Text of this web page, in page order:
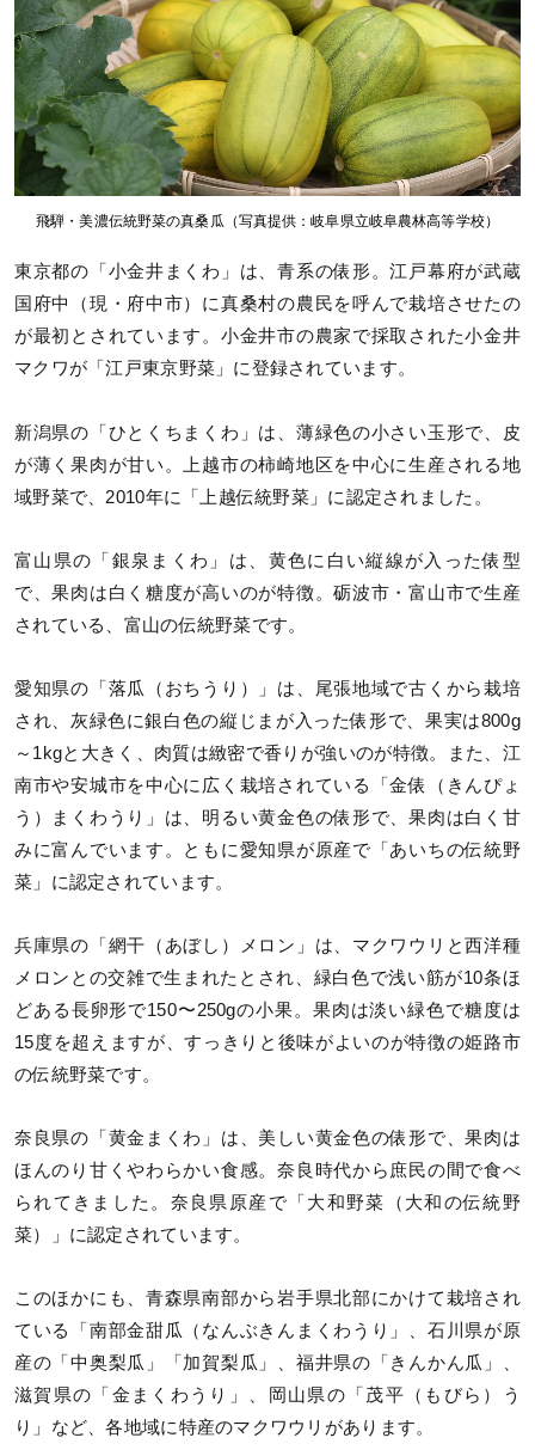
飛騨・美濃伝統野菜の真桑瓜（写真提供：岐阜県立岐阜農林高等学校）
東京都の「小金井まくわ」は、青系の俵形。江戸幕府が武蔵
国府中（現・府中市）に真桑村の農民を呼んで栽培させたの
が最初とされています。小金井市の農家で採取された小金井
マクワが「江戸東京野菜」に登録されています。
新潟県の「ひとくちまくわ」は、薄緑色の小さい玉形で、皮
が薄く果肉が甘い。上越市の柿崎地区を中心に生産される地
域野菜で、2010年に「上越伝統野菜」に認定されました。
富山県の「銀泉まくわ」は、黄色に白い縦線が入った俵型
で、果肉は白く糖度が高いのが特徴。砺波市・富山市で生産
されている、富山の伝統野菜です。
愛知県の「落瓜（おちうり）」は、尾張地域で古くから栽培
され、灰緑色に銀白色の縦じまが入った俵形で、果実は800g
～1kgと大きく、肉質は緻密で香りが強いのが特徴。また、江
南市や安城市を中心に広く栽培されている「金俵（きんぴょ
う）まくわうり」は、明るい黄金色の俵形で、果肉は白く甘
みに富んでいます。ともに愛知県が原産で「あいちの伝統野
菜」に認定されています。
兵庫県の「網干（あぼし）メロン」は、マクワウリと西洋種
メロンとの交雑で生まれたとされ、緑白色で浅い筋が10条ほ
どある長卵形で150〜250gの小果。果肉は淡い緑色で糖度は
15度を超えますが、すっきりと後味がよいのが特徴の姫路市
の伝統野菜です。
奈良県の「黄金まくわ」は、美しい黄金色の俵形で、果肉は
ほんのり甘くやわらかい食感。奈良時代から庶民の間で食べ
られてきました。奈良県原産で「大和野菜（大和の伝統野
菜）」に認定されています。
このほかにも、青森県南部から岩手県北部にかけて栽培され
ている「南部金甜瓜（なんぶきんまくわうり」、石川県が原
産の「中奥梨瓜」「加賀梨瓜」、福井県の「きんかん瓜」、
滋賀県の「金まくわうり」、岡山県の「茂平（もびら）う
り」など、各地域に特産のマクワウリがあります。